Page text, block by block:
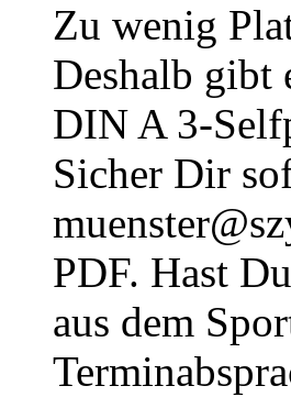
Zu wenig
Deshalb gibt
DIN A 3-
Sicher Dir
PDF. Hast
aus dem